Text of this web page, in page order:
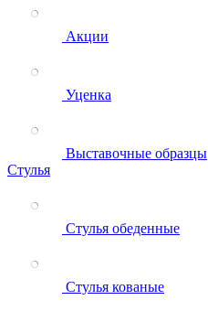
Акции
Уценка
Выставочные образцы
Стулья
Стулья обеденные
Стулья кованые